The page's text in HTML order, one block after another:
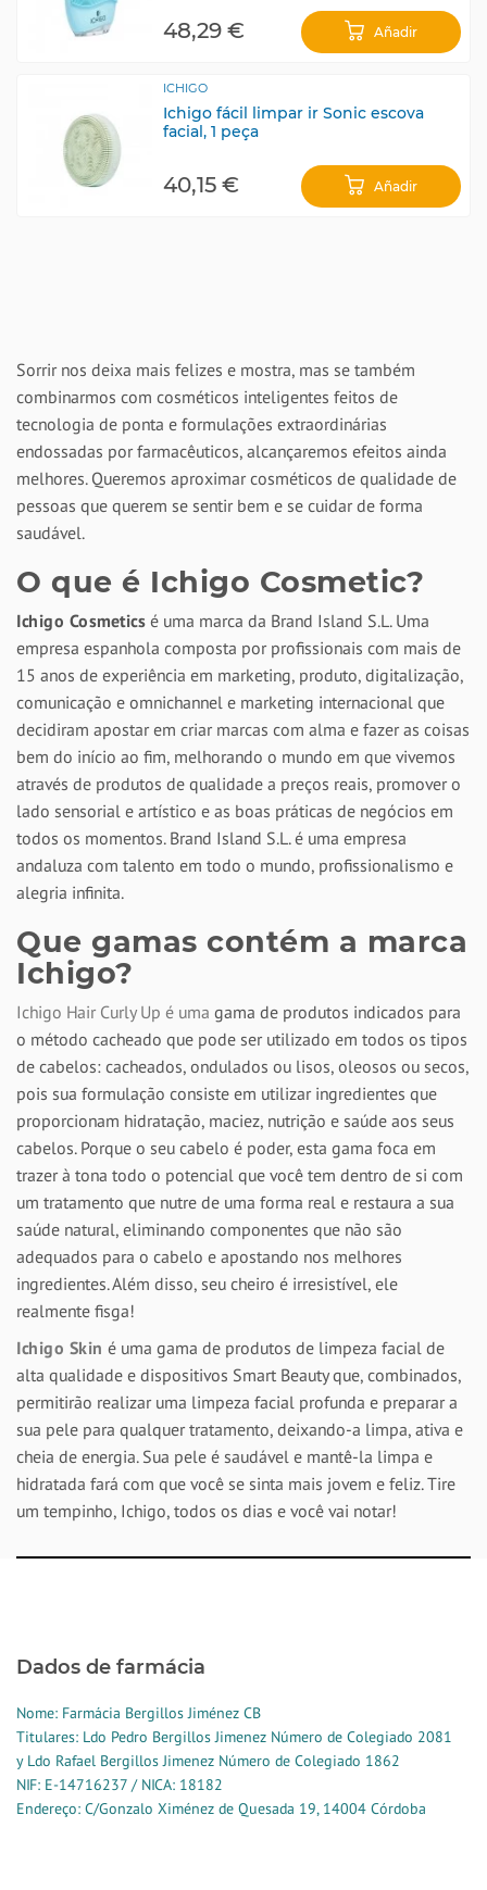
48,29 € Añadir
ICHIGO
Ichigo fácil limpar ir Sonic escova
facial, 1 peça
40,15 € Añadir
Sorrir nos deixa mais felizes e mostra, mas se também
combinarmos com cosméticos inteligentes feitos de
tecnologia de ponta e formulações extraordinárias
endossadas por farmacêuticos, alcançaremos efeitos ainda
melhores. Queremos aproximar cosméticos de qualidade de
pessoas que querem se sentir bem e se cuidar de forma
saudável.
O que é Ichigo Cosmetic?
Ichigo Cosmetics é uma marca da Brand Island S.L. Uma
empresa espanhola composta por profissionais com mais de
15 anos de experiência em marketing, produto, digitalização,
comunicação e omnichannel e marketing internacional que
decidiram apostar em criar marcas com alma e fazer as coisas
bem do início ao fim, melhorando o mundo em que vivemos
através de produtos de qualidade a preços reais, promover o
lado sensorial e artístico e as boas práticas de negócios em
todos os momentos. Brand Island S.L. é uma empresa
andaluza com talento em todo o mundo, profissionalismo e
alegria infinita.
Que gamas contém a marca
Ichigo?
Ichigo Hair Curly Up é uma gama de produtos indicados para
o método cacheado que pode ser utilizado em todos os tipos
de cabelos: cacheados, ondulados ou lisos, oleosos ou secos,
pois sua formulação consiste em utilizar ingredientes que
proporcionam hidratação, maciez, nutrição e saúde aos seus
cabelos. Porque o seu cabelo é poder, esta gama foca em
trazer à tona todo o potencial que você tem dentro de si com
um tratamento que nutre de uma forma real e restaura a sua
saúde natural, eliminando componentes que não são
adequados para o cabelo e apostando nos melhores
ingredientes. Além disso, seu cheiro é irresistível, ele
realmente fisga!
Ichigo Skin é uma gama de produtos de limpeza facial de
alta qualidade e dispositivos Smart Beauty que, combinados,
permitirão realizar uma limpeza facial profunda e preparar a
sua pele para qualquer tratamento, deixando-a limpa, ativa e
cheia de energia. Sua pele é saudável e mantê-la limpa e
hidratada fará com que você se sinta mais jovem e feliz. Tire
um tempinho, Ichigo, todos os dias e você vai notar!
Dados de farmácia
Nome: Farmácia Bergillos Jiménez CB
Titulares: Ldo Pedro Bergillos Jimenez Número de Colegiado 2081
y Ldo Rafael Bergillos Jimenez Número de Colegiado 1862
NIF: E-14716237 / NICA: 18182
Endereço: C/Gonzalo Ximénez de Quesada 19, 14004 Córdoba